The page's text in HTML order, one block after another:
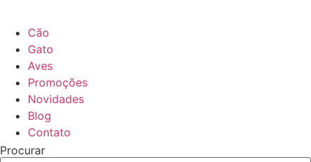
Cão
Gato
Aves
Promoções
Novidades
Blog
Contato
Procurar